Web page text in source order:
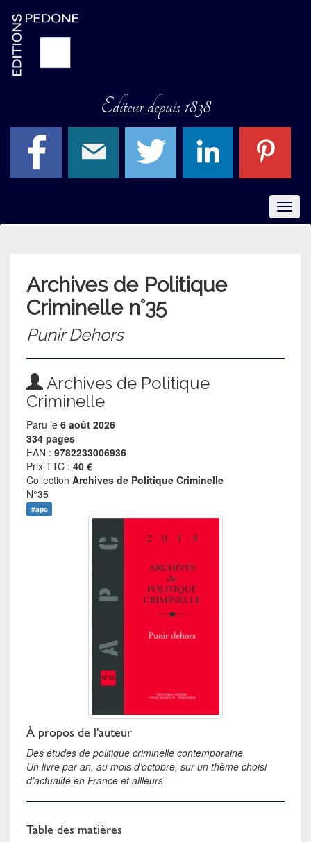
Editeur depuis 1838
Menu
Archives de Politique
Criminelle n°35
Punir Dehors
Archives de Politique
Criminelle
Paru le6 août 2026
334 pages
EAN :9782233006936
Prix TTC :40 €
CollectionArchives de Politique Criminelle
N°35
#apc
À propos de l'auteur
Des études de politique criminelle contemporaine
Un livre par an, au mois d’octobre, sur un thème choisi
d’actualité en France et ailleurs
Table des matières